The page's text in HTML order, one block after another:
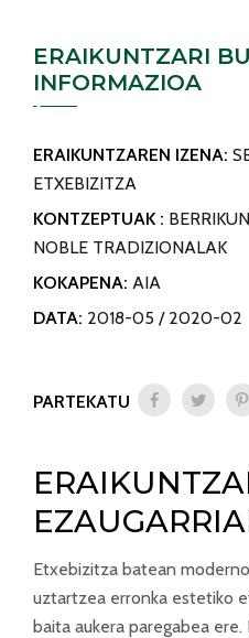
ERAIKUNTZARI
INFORMAZIOA
ERAIKUNTZAREN IZENA:
ETXEBIZITZA
KONTZEPTUAK :
NOBLE TRADIZIONALAK
KOKAPENA: AIA
DATA: 2018-05 / 2020-02
PARTEKATU
Etxebizitza batean
uztartzea erronka estetiko
baita aukera paregabea